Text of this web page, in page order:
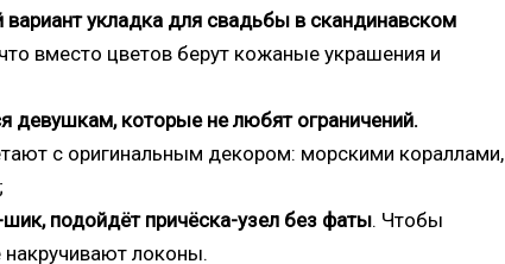
укладка для свадьбы в скандинавском
вместо цветов берут кожаные украшения и
девушкам, которые не любят ограничений.
с оригинальным декором: морскими кораллами,
подойдёт причёска-узел без фаты. Чтобы
локоны.